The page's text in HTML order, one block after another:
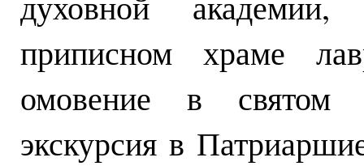
приписном храме
омовение в святом
экскурсия в